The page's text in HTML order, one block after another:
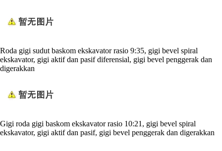
Roda gigi sudut baskom ekskavator rasio 9:35, gigi bevel spiral
ekskavator, gigi aktif dan pasif diferensial, gigi bevel penggerak dan
digerakkan
Gigi roda gigi baskom ekskavator rasio 10:21, gigi bevel spiral
ekskavator, gigi aktif dan pasif, gigi bevel penggerak dan digerakkan